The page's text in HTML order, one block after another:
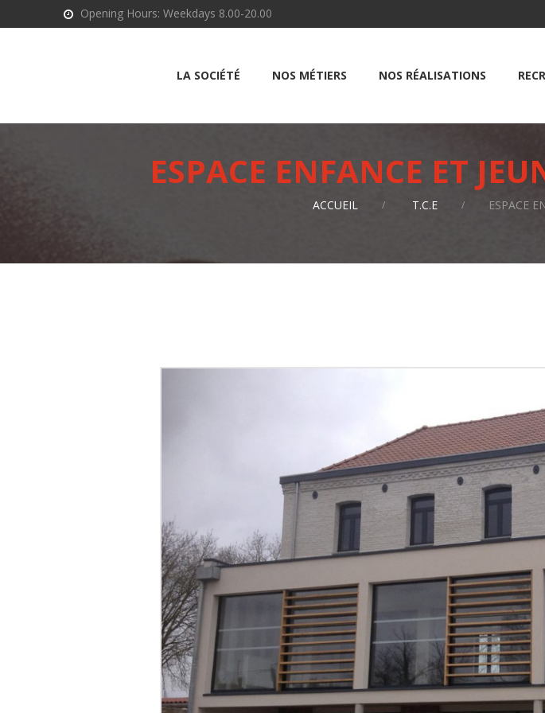
Opening Hours: Weekdays 8.00-20.00
LA SOCIÉTÉ NOS MÉTIERS NOS RÉALISATIONS
ESPACE ENFANCE ET
ACCUEIL T.C.E ESPACE